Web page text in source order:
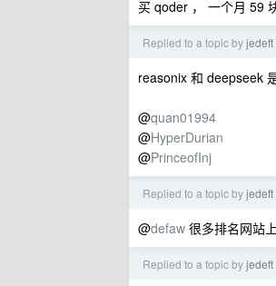
买 qoder ， 一个月 59
Replied to a topic byjedeft
reasonix 和 deepseek
@quan01994
@HyperDurian
@PrinceofInj
Replied to a topic byjedeft
@defaw 很多排名网站
Replied to a topic byjedeft